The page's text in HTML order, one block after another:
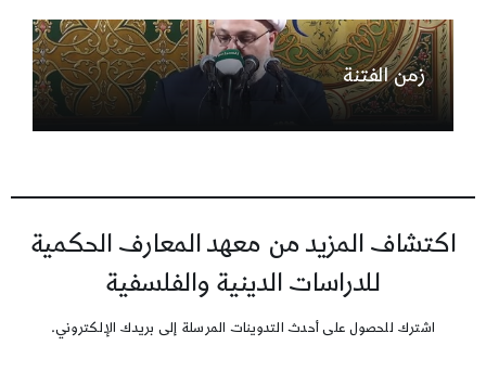
زمن الفتنة
اكتشاف المزيد من معهد المعارف الحكمية
للدراسات الدينية والفلسفية
اشترك للحصول على أحدث التدوينات المرسلة إلى بريدك الإلكتروني.